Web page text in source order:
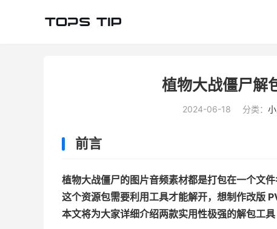
植物大战僵尸解
2024-06-18 分类：
前言
植物大战僵尸的图片音频素材都是打包在一个文
这个资源包需要利用工具才能解开，想制作改版
本文将为大家详细介绍两款实用性极强的解包工具